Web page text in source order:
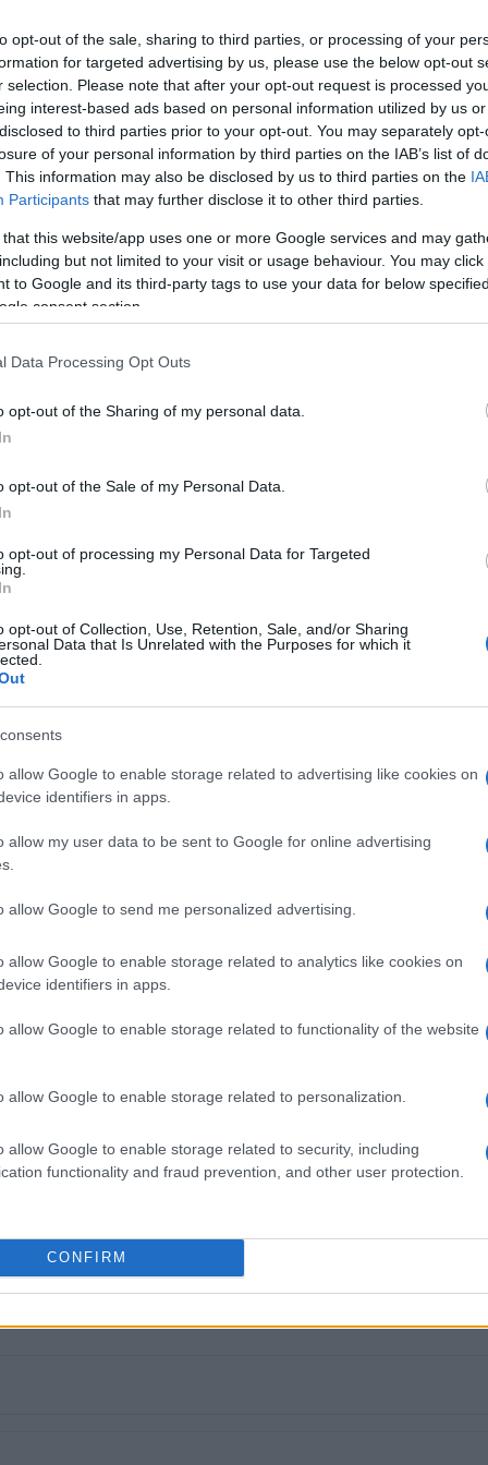
opt-out of the sale, sharing to third parties, or processing of your
for targeted advertising by us, please use the below opt-out
selection. Please note that after your opt-out request is processed
interest-based ads based on personal information utilized by us
to third parties prior to your opt-out. You may separately
of your personal information by third parties on the IAB’s list of
This information may also be disclosed by us to third parties on the
Participants that may further disclose it to other third parties.
that this website/app uses one or more Google services and may
but not limited to your visit or usage behaviour. You may
to Google and its third-party tags to use your data for below
consent section.
Data Processing Opt Outs
opt-out of the Sharing of my personal data.
opt-out of the Sale of my Personal Data.
opt-out of processing my Personal Data for Targeted
opt-out of Collection, Use, Retention, Sale, and/or Sharing
Data that Is Unrelated with the Purposes for which it
allow Google to enable storage related to advertising like cookies on
identifiers in apps.
allow my user data to be sent to Google for online advertising
allow Google to send me personalized advertising.
allow Google to enable storage related to analytics like cookies on
identifiers in apps.
allow Google to enable storage related to functionality of the website
allow Google to enable storage related to personalization.
allow Google to enable storage related to security, including
functionality and fraud prevention, and other user protection.
CONFIRM
μας. Είναι όμως η πρώτη φορά που μετατρέπεται
σχέση της δημοκρατίας. Για δεκαετίες η
πολιτικής διαδρομής. Σήμερα συμβαίνει
προηγείται και η πολιτική ακολουθεί.
οικονομία της προσοχής. Η αξία δεν μετριέται με
αλλά με το πόσο συχνά εμφανίζεται στις οθόνες
ως δείκτες κοινωνικής επιρροής, ενώ ο
και την αδιάκοπη αυτοπροβολή. Μέσα σε
μια επικοινωνιακή πρακτική· γίνεται τρόπος
καταλήγει να αντικαθιστά τον
βασίζεται στην αλλαγή ιδεολογίας ούτε στη
εξαργύρωση της δημοσιότητας. Οτιδήποτε
η τέχνη, η επιχειρηματικότητα ή ακόμη
σε πολιτικό κεφάλαιο. Το ερώτημα δεν
αλλά «πόσοι σε γνωρίζουν».
Έδωσαν βήμα σε ανθρώπους που δεν είχαν
συστήματα ενημέρωσης. Εκείνο που
εικόνας επί της κρίσης. Όταν η ορατότητα
μετατρέπεται σε αγορά προσωπικών brands.
ότι οι πολιτικοί χρησιμοποιούν τα κοινωνικά
τη δημοτικότητα με την καταλληλότητα και την
ο αριθμός των ακολούθων αποκτά μεγαλύτερη
παύει να επιλέγει τους ικανότερους.
καθόλου τυχαία.
της Ενημέρωσης. Έχει σπουδάσει και
ηλεκτρονικός. Δημοσιογραφεί από τις
1980. Έχει συνεργαστεί με σχεδόν όλες τις
Διετέλεσε πρόεδρος του Συνδέσμου Ημερησίων
στο δ.σ. επί οκτώ χρόνια. Πιστεύει πως η
και στην επικοινωνία η έντιμη και
Facebook